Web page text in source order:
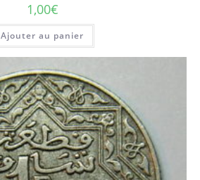
1,00€
Ajouter au panier